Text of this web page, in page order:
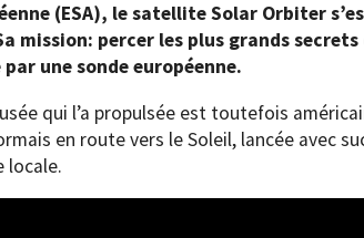
(ESA), le satellite Solar Orbiter
mission: percer les plus grands
une sonde européenne.
qui l’a propulsée est toutefois
en route vers le Soleil, lancée avec
locale.